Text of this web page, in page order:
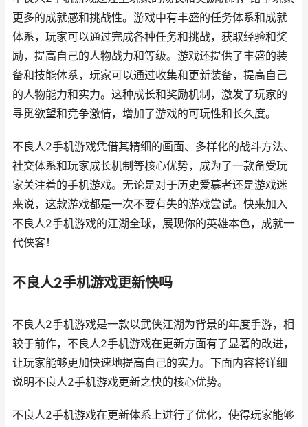
更多的成就感和挑战性。游戏中有丰盛的任务体系和成就
体系，玩家可以通过完成各种任务和挑战，获取经验和奖
励，提高自己的人物战力和等级。游戏还提供了丰盛的装
备和技能体系，玩家可以通过收集和更新装备，提高自己
的人物能力和实力。这种成长和奖励机制，激发了玩家的
寻觅欲望和竞争激情，增加了游戏的可玩性和长久度。
不良人2手机游戏凭借其精细的画面、多样化的战斗方法、
社交体系和玩家成长机制等核心优势，成为了一款备受玩
家关注着的手机游戏。无论是对于历史爱慕者还是游戏迷
来说，这款游戏都是一次不要有失的游戏尝试。快来加入
不良人2手机游戏的江湖全球，展现你的英雄本色，成就一
代侠客！
不良人2手机游戏更新快吗
不良人2手机游戏是一款以武侠江湖为背景的年度手游，相
较于前作，不良人2手机游戏在更新方面有了显著的改进，
让玩家能够更加快速地提高自己的实力。下面内容将详细
说明不良人2手机游戏更新之快的核心优势。
不良人2手机游戏在更新体系上进行了优化，使得玩家能够